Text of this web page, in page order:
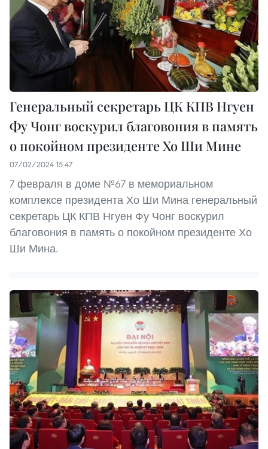
Генеральный секретарь ЦК КПВ Нгуен
Фу Чонг воскурил благовония в память
о покойном президенте Хо Ши Мине
07/02/2024 15:47
7 февраля в доме №67 в мемориальном
комплексе президента Хо Ши Мина генеральный
секретарь ЦК КПВ Нгуен Фу Чонг воскурил
благовония в память о покойном президенте Хо
Ши Мина.